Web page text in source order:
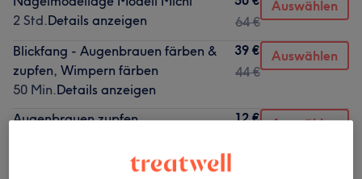
2 Std.Details anzeigen
64 €
Auswählen
Blickfang - Augenbrauen färben &
zupfen, Wimpern färben
50 Min.Details anzeigen
39 €
44 €
Auswählen
Augenbrauen zupfen
12 € Auswählen